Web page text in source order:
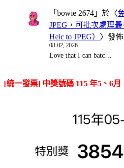
「 bowie 2674 」於〈
JPEG，可批次處理
Heic to JPEG） 〉發
08-02, 2026
Love that I can batc…
[統一發票] 中獎號碼 115 年5、6月